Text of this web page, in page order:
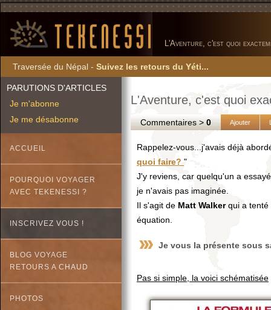
L'Aventure, c'est quoi
Traversée du Népal - Suivez les retours du Yéti...
PARUTIONS D'ARTICLES
Je m'abonne
Je me désabonne
ACCUEIL
POURQUOI VOYAGER
AVEC TEKENESSI ?
INSCRIVEZ VOUS !
BLOG VOYAGE
RETOURS A CHAUD
PHOTOS
L'Aventure, c'est quoi
Commentaires >0 Ajouter
Rappelez-vous...j'avais déjà
quoi faire? "
J'y reviens, car quelqu'un a
je n'avais pas imaginée.
Il s'agit de Matt Walkerqui a tenté
équation.
Je vous la présente sous
Pas si simple, la voici schématisée